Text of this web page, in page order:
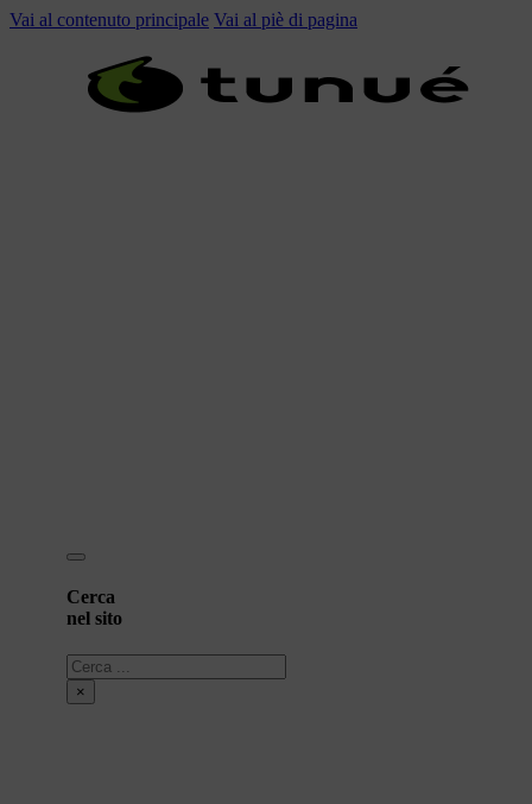
Vai al contenuto principale Vai al piè di pagina
Cerca
nel sito
Cerca
×